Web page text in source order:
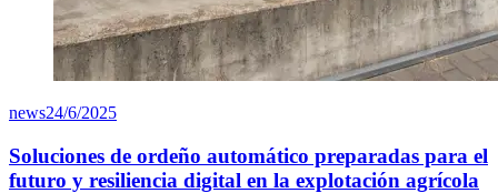
news24/6/2025
Soluciones de ordeño automático preparadas para el
futuro y resiliencia digital en la explotación agrícola